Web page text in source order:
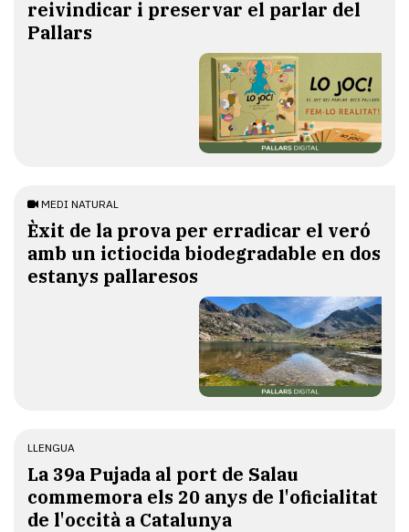
reivindicar i preservar el parlar del
Pallars
MEDI NATURAL
Èxit de la prova per erradicar el veró
amb un ictiocida biodegradable en dos
estanys pallaresos
LLENGUA
​La 39a Pujada al port de Salau
commemora els 20 anys de l'oficialitat
de l'occità a Catalunya